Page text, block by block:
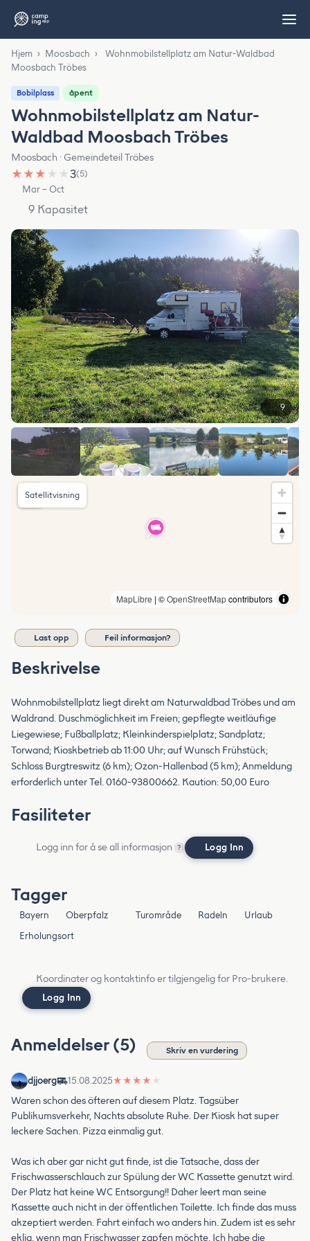
Hjem › Moosbach ›
Wohnmobilstellplatz am Natur-Waldbad
Moosbach Tröbes
Bobilplass åpent
Wohnmobilstellplatz am Natur-
Waldbad Moosbach Tröbes
Moosbach · Gemeindeteil Tröbes
★ ★ ★ ★ ★3(5)
Mar – Oct
9 Kapasitet
9
MapLibre | ©OpenStreetMapcontributors
Satellitvisning
Last opp Feil informasjon?
Beskrivelse
Wohnmobilstellplatz liegt direkt am Naturwaldbad Tröbes und am
Waldrand. Duschmöglichkeit im Freien; gepflegte weitläufige
Liegewiese; Fußballplatz; Kleinkinderspielplatz; Sandplatz;
Torwand; Kioskbetrieb ab 11:00 Uhr; auf Wunsch Frühstück;
Schloss Burgtreswitz (6 km); Ozon-Hallenbad (5 km); Anmeldung
erforderlich unter Tel. 0160-93800662. Kaution: 50,00 Euro
Fasiliteter
Logg inn for å se all informasjon ? Logg Inn
Tagger
Bayern Oberpfalz Turområde Radeln
Urlaub
Erholungsort
Koordinater og kontaktinfo er tilgjengelig for Pro-brukere.
Logg Inn
Anmeldelser (5) Skriv en vurdering
djjoerg 15.08.2025★ ★ ★ ★ ★
Waren schon des öfteren auf diesem Platz. Tagsüber
Publikumsverkehr, Nachts absolute Ruhe. Der Kiosk hat super
leckere Sachen. Pizza einmalig gut.
Was ich aber gar nicht gut finde, ist die Tatsache, dass der
Frischwasserschlauch zur Spülung der WC Kassette genutzt wird.
Der Platz hat keine WC Entsorgung!! Daher leert man seine
Kassette auch nicht in der öffentlichen Toilette. Ich finde das muss
akzeptiert werden. Fahrt einfach wo anders hin. Zudem ist es sehr
eklig, wenn man Frischwasser zapfen möchte. Ich habe die